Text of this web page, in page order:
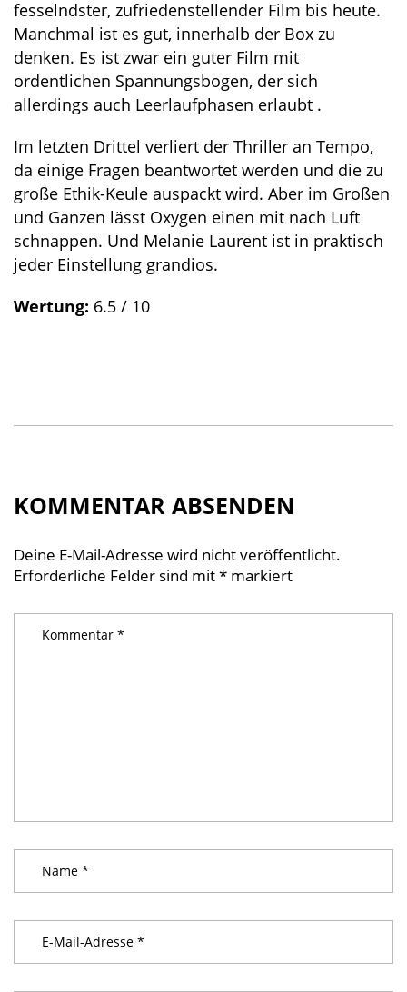
fesselndster, zufriedenstellender Film bis heute.
Manchmal ist es gut, innerhalb der Box zu
denken. Es ist zwar ein guter Film mit
ordentlichen Spannungsbogen, der sich
allerdings auch Leerlaufphasen erlaubt .
Im letzten Drittel verliert der Thriller an Tempo,
da einige Fragen beantwortet werden und die zu
große Ethik-Keule auspackt wird. Aber im Großen
und Ganzen lässt Oxygen einen mit nach Luft
schnappen. Und Melanie Laurent ist in praktisch
jeder Einstellung grandios.
Wertung: 6.5 / 10
KOMMENTAR ABSENDEN
Deine E-Mail-Adresse wird nicht veröffentlicht.
Erforderliche Felder sind mit* markiert